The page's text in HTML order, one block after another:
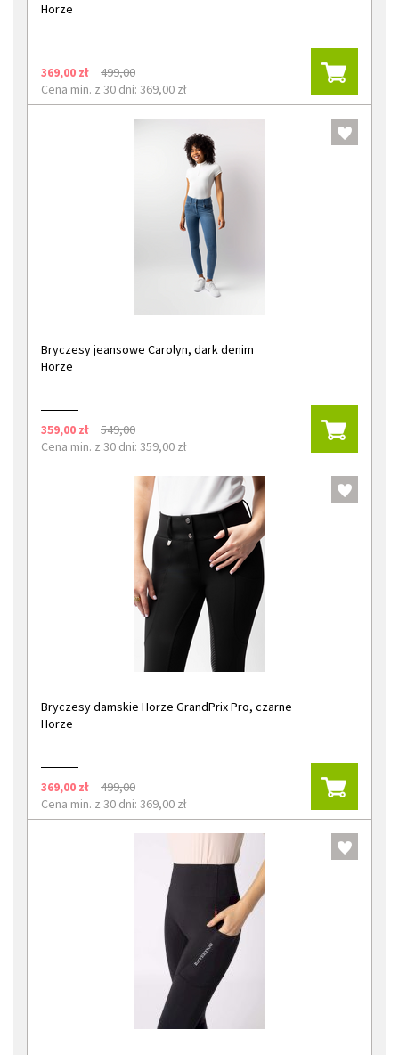
Horze
369,00 zł
499,00
Cena min. z 30 dni: 369,00 zł
Bryczesy jeansowe Carolyn, dark denim
Horze
359,00 zł
549,00
Cena min. z 30 dni: 359,00 zł
Bryczesy damskie Horze GrandPrix Pro, czarne
Horze
369,00 zł
499,00
Cena min. z 30 dni: 369,00 zł